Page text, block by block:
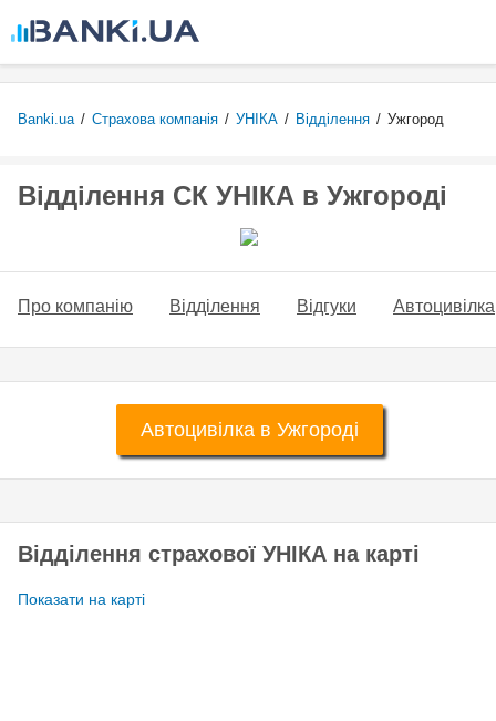
до
основного
вмісту
Banki.ua / Страхова компанія / УНІКА / Відділення / Ужгород
Відділення СК УНІКА в Ужгороді
Про компанію Відділення Відгуки Автоцивілка
Автоцивілка в Ужгороді
Відділення страхової УНІКА на карті
Показати на карті